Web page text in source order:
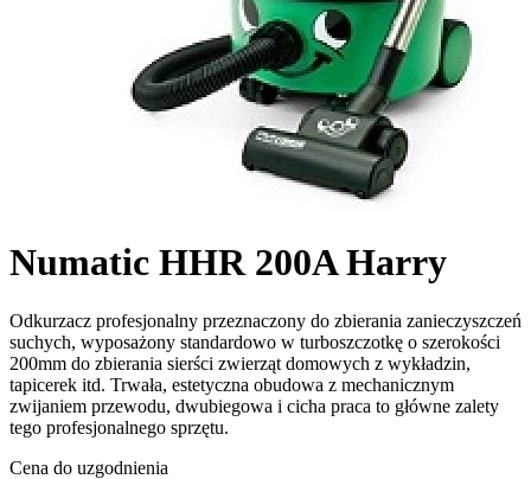
Numatic HHR 200A Harry
Odkurzacz profesjonalny przeznaczony do zbierania zanieczyszczeń
suchych, wyposażony standardowo w turboszczotkę o szerokości
200mm do zbierania sierści zwierząt domowych z wykładzin,
tapicerek itd. Trwała, estetyczna obudowa z mechanicznym
zwijaniem przewodu, dwubiegowa i cicha praca to główne zalety
tego profesjonalnego sprzętu.
Cena do uzgodnienia